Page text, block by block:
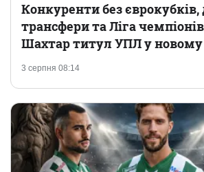
3 серпня 08:14
Конкуренти без єврокубків,
трансфери та Ліга
Шахтар титул УПЛ у новому